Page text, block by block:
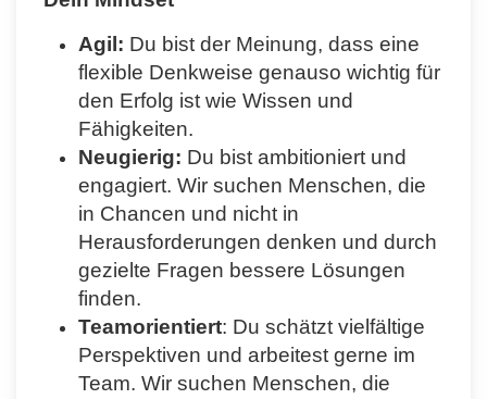
Agil: Du bist der Meinung, dass eine
flexible Denkweise genauso wichtig für
den Erfolg ist wie Wissen und
Fähigkeiten.
Neugierig: Du bist ambitioniert und
engagiert. Wir suchen Menschen, die
in Chancen und nicht in
Herausforderungen denken und durch
gezielte Fragen bessere Lösungen
finden.
Teamorientiert: Du schätzt vielfältige
Perspektiven und arbeitest gerne im
Team. Wir suchen Menschen, die